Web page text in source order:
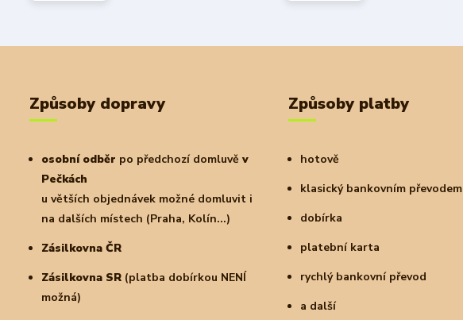
Způsoby dopravy
osobní odběr po předchozí domluvě v
Pečkách
u větších objednávek možné domluvit i
na dalších místech (Praha, Kolín...)
Zásilkovna ČR
Zásilkovna SR (platba dobírkou NENÍ
možná)
Způsoby platby
hotově
klasický bankovním převodem
dobírka
platební karta
rychlý bankovní převod
a další